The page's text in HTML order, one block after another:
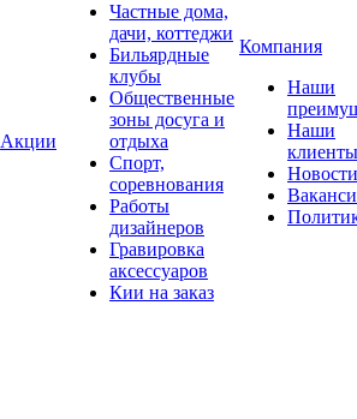
Акции
Частные дома,
дачи, коттеджи
Бильярдные
клубы
Общественные
зоны досуга и
отдыха
Спорт,
соревнования
Работы
дизайнеров
Гравировка
аксессуаров
Кии на заказ
Компания
Наши
Наши
клиенты
Новости